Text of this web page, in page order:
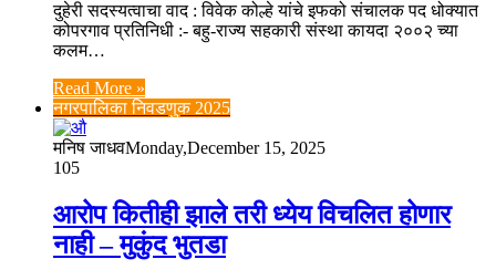
दुहेरी सदस्यत्वाचा वाद : विवेक कोल्हे यांचे इफको संचालक पद धोक्यात
कोपरगाव प्रतिनिधी :- बहु-राज्य सहकारी संस्था कायदा २००२ च्या
कलम…
Read More »
नगरपालिका निवडणुक 2025
मनिष जाधवMonday,December 15, 2025
105
आरोप कितीही झाले तरी ध्येय विचलित होणार
नाही – मुकुंद भुतडा